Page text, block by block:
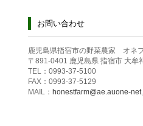
お問い合わせ
鹿児島県指宿市の野菜農家 オネ
〒891-0401 鹿児島県 指宿市 大牟
TEL：0993-37-5100
FAX：0993-37-5129
MAIL： honestfarm@ae.auone-